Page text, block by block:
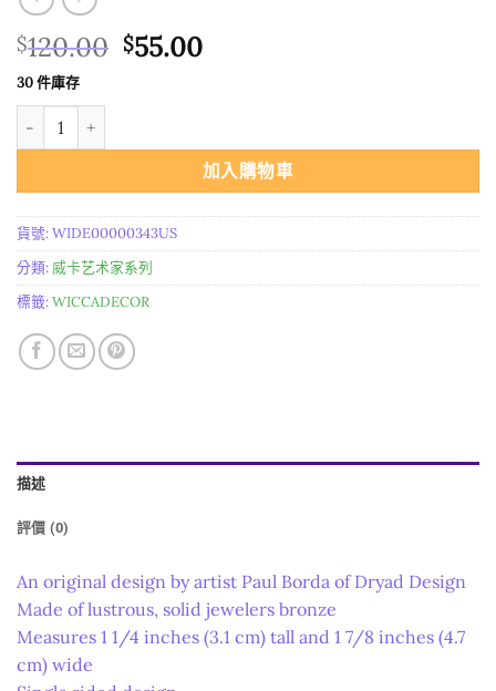
$120.00 原
$120.00。
$55.00目
$55.00。
30 件庫存
进口 青铜凯尔特狼吊坠 數量
加入購物車
貨號:WIDE00000343US
分類: 威卡艺术家系列
標籤:WICCADECOR
描述
評價 (0)
An original design by artist Paul Borda of Dryad Design
Made of lustrous, solid jewelers bronze
Measures 1 1/4 inches (3.1 cm) tall and 1 7/8 inches (4.7
cm) wide